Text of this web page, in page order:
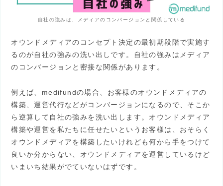
自社の強みは、メディアのコンバージョンと関係している
オウンドメディアのコンセプト決定の最初期段階で実施す
るのが自社の強みの洗い出しです。自社の強みはメディア
のコンバージョンと密接な関係があります。
例えば、medifundの場合、お客様のオウンドメディアの
構築、運営代行などがコンバージョンになるので、そこか
ら逆算して自社の強みを洗い出します。オウンドメディア
構築や運営を私たちに任せたいというお客様は、おそらく
オウンドメディアを構築したいけれども何から手をつけて
良いか分からない、オウンドメディアを運営しているけど
いまいち結果がでていないはずです。